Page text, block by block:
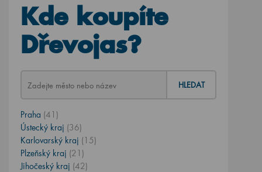
Kde koupíte
Dřevojas?
HLEDAT
Praha (41)
Ústecký kraj (36)
Karlovarský kraj (15)
Plzeňský kraj (21)
Jihočeský kraj (42)